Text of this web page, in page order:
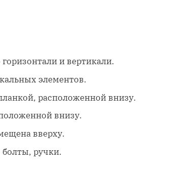
и вертикали.
элементов.
расположенной внизу.
внизу.
вверху.
болты, ручки.